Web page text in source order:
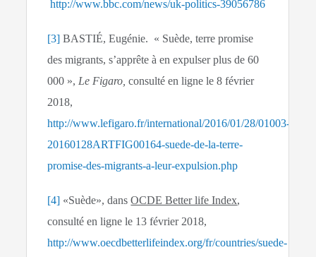
http://www.bbc.com/news/uk-politics-39056786
[3] BASTIÉ, Eugénie. « Suède, terre promise
des migrants, s’apprête à en expulser plus de 60
000 », Le Figaro, consulté en ligne le 8 février
2018,
http://www.lefigaro.fr/international/2016/01/28/01003-
20160128ARTFIG00164-suede-de-la-terre-
promise-des-migrants-a-leur-expulsion.php
[4] «Suède», dansOCDE Better life Index,
consulté en ligne le 13 février 2018,
http://www.oecdbetterlifeindex.org/fr/countries/suede-